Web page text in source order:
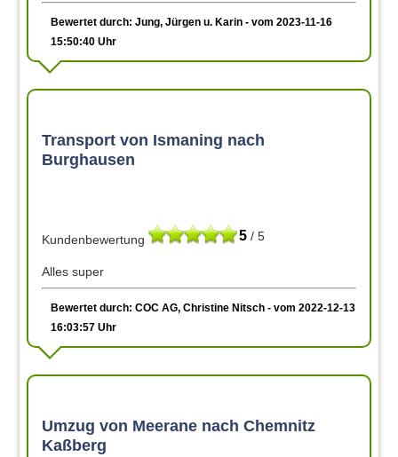
Bewertet durch: Jung, Jürgen u. Karin - vom 2023-11-16
15:50:40 Uhr
Transport von Ismaning nach
Burghausen
5 / 5
Kundenbewertung
Alles super
Bewertet durch: COC AG, Christine Nitsch - vom 2022-12-13
16:03:57 Uhr
Umzug von Meerane nach Chemnitz
Kaßberg